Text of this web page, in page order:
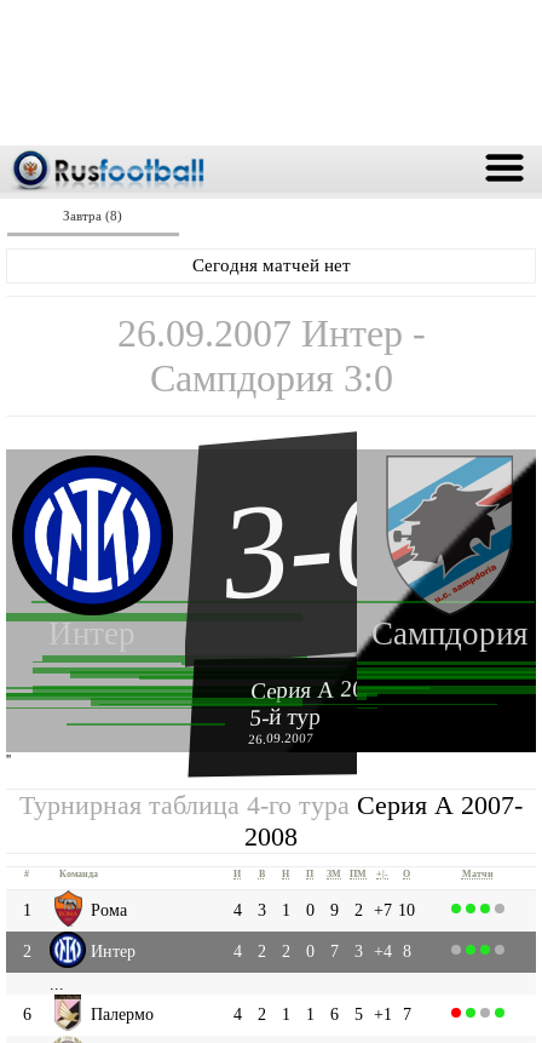
Завтра (8)
Сегодня матчей нет
26.09.2007 Интер -
Сампдория 3:0
Интер Сампдория
3-0
Серия А 2007-2008
5-й тур
26.09.2007
''
Турнирная таблица 4-го тура Серия А 2007-
2008
# Команда И В Н П ЗМ ПМ +|- О Матчи
1 Рома 4 3 1 0 9 2 +7 10
2 Интер 4 2 2 0 7 3 +4 8
6
Палермо 4 2 1 1 6 5 +1 7